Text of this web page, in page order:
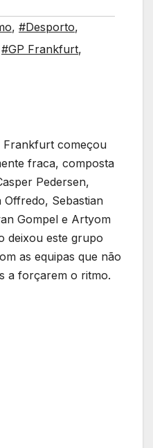
, #Desporto,
#GP Frankfurt,
Frankfurt começou
fraca, composta
Pedersen,
Offredo, Sebastian
Gompel e Artyom
deixou este grupo
as equipas que não
a forçarem o ritmo.